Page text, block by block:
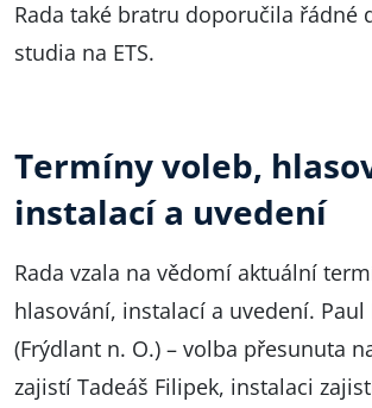
Rada také bratru doporučila řádné
studia na ETS.
Termíny voleb,
instalací a uvedení
Rada vzala na vědomí aktuální
hlasování, instalací a uvedení. Paul
(Frýdlant n. O.) – volba přesunuta
zajistí Tadeáš Filipek, instalaci